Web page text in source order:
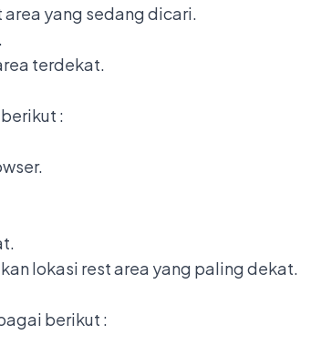
area yang sedang dicari.
terdekat.
:
lokasi rest area yang paling dekat.
berikut :